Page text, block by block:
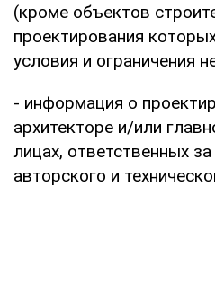
(кроме объектов
проектирования
условия и ограничения
- информация о
архитекторе и/или
лицах, ответственных
авторского и